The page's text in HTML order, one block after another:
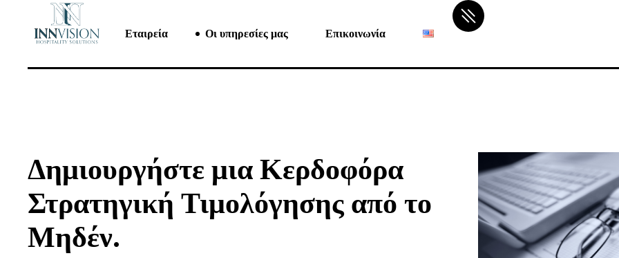
Εταιρεία Οι υπηρεσίες μας Επικοινωνία
Δημιουργήστε μια Κερδοφόρα
Στρατηγική Τιμολόγησης από το
Μηδέν.